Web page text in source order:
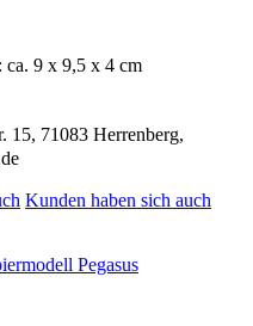
ca. 9 x 9,5 x 4 cm
15, 71083 Herrenberg,
Kunden haben sich auch
Pegasus